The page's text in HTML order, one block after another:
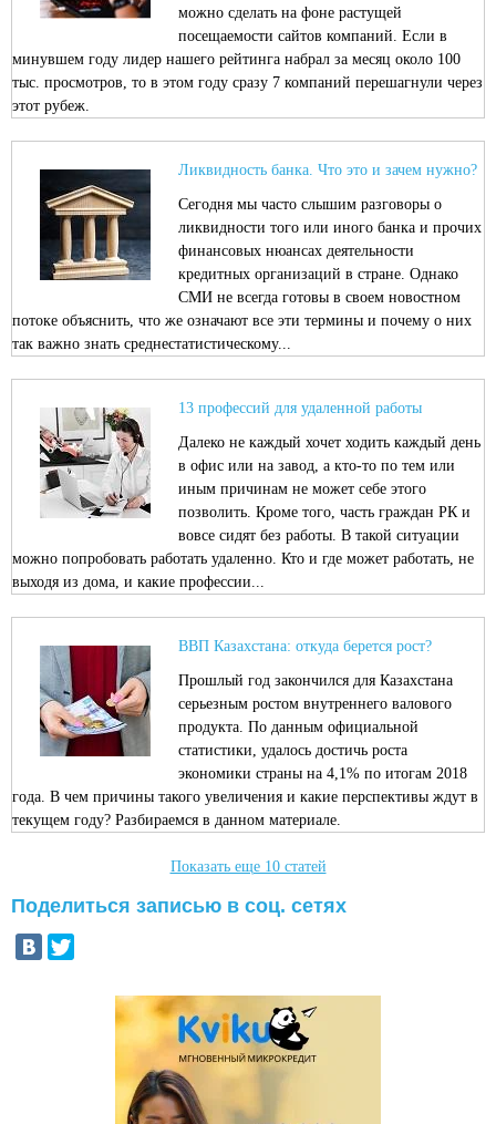
можно сделать на фоне растущей
посещаемости сайтов компаний. Если в
минувшем году лидер нашего рейтинга набрал за месяц около 100
тыс. просмотров, то в этом году сразу 7 компаний перешагнули через
этот рубеж.
Ликвидность банка. Что это и зачем нужно?
Сегодня мы часто слышим разговоры о
ликвидности того или иного банка и прочих
финансовых нюансах деятельности
кредитных организаций в стране. Однако
СМИ не всегда готовы в своем новостном
потоке объяснить, что же означают все эти термины и почему о них
так важно знать среднестатистическому...
13 профессий для удаленной работы
Далеко не каждый хочет ходить каждый день
в офис или на завод, а кто-то по тем или
иным причинам не может себе этого
позволить. Кроме того, часть граждан РК и
вовсе сидят без работы. В такой ситуации
можно попробовать работать удаленно. Кто и где может работать, не
выходя из дома, и какие профессии...
ВВП Казахстана: откуда берется рост?
Прошлый год закончился для Казахстана
серьезным ростом внутреннего валового
продукта. По данным официальной
статистики, удалось достичь роста
экономики страны на 4,1% по итогам 2018
года. В чем причины такого увеличения и какие перспективы ждут в
текущем году? Разбираемся в данном материале.
Показать еще 10 статей
Поделиться записью в соц. сетях